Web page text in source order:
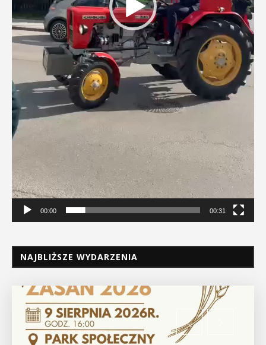
00:00 00:31
NAJBLIŻSZE WYDARZENIA